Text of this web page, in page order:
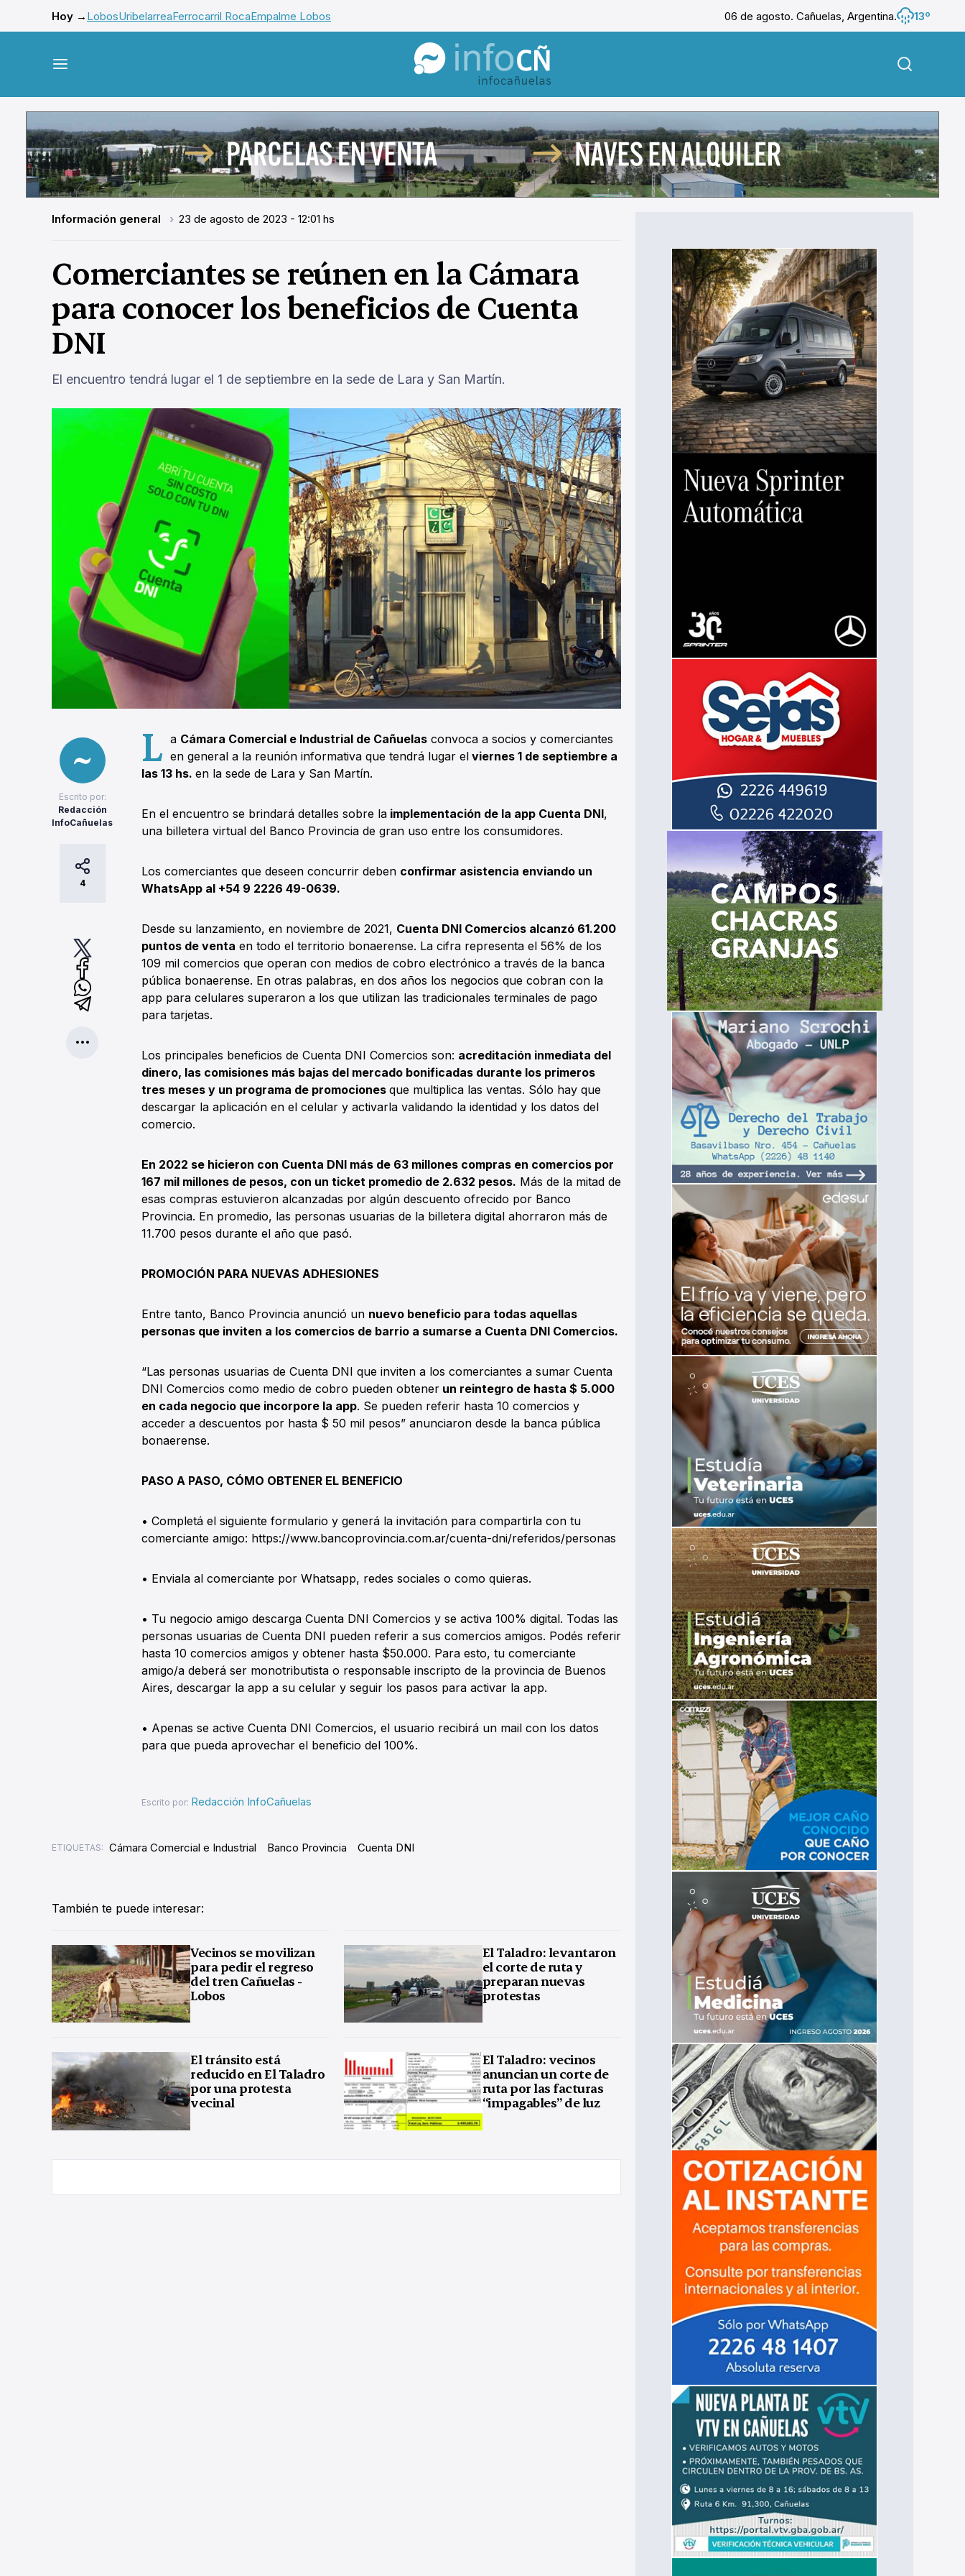
Hoy → LobosUribelarreaFerrocarril RocaEmpalme Lobos 06 de agosto. Cañuelas, Argentina.
13º
InfoCañuelas
Información general 23 de agosto de 2023 - 12:01 hs
Comerciantes se reúnen en la Cámara
para conocer los beneficios de Cuenta
DNI
El encuentro tendrá lugar el 1 de septiembre en la sede de Lara y San Martín.
Escrito por:
Redacción
InfoCañuelas
4
L a Cámara Comercial e Industrial de Cañuelas convoca a socios y comerciantes
en general a la reunión informativa que tendrá lugar el viernes 1 de septiembre a
las 13 hs. en la sede de Lara y San Martín.
En el encuentro se brindará detalles sobre la implementación de la app Cuenta DNI,
una billetera virtual del Banco Provincia de gran uso entre los consumidores.
Los comerciantes que deseen concurrir deben confirmar asistencia enviando un
WhatsApp al +54 9 2226 49-0639.
Desde su lanzamiento, en noviembre de 2021, Cuenta DNI Comercios alcanzó 61.200
puntos de venta en todo el territorio bonaerense. La cifra representa el 56% de los
109 mil comercios que operan con medios de cobro electrónico a través de la banca
pública bonaerense. En otras palabras, en dos años los negocios que cobran con la
app para celulares superaron a los que utilizan las tradicionales terminales de pago
para tarjetas.
Los principales beneficios de Cuenta DNI Comercios son: acreditación inmediata del
dinero, las comisiones más bajas del mercado bonificadas durante los primeros
tres meses y un programa de promociones que multiplica las ventas. Sólo hay que
descargar la aplicación en el celular y activarla validando la identidad y los datos del
comercio.
En 2022 se hicieron con Cuenta DNI más de 63 millones compras en comercios por
167 mil millones de pesos, con un ticket promedio de 2.632 pesos. Más de la mitad de
esas compras estuvieron alcanzadas por algún descuento ofrecido por Banco
Provincia. En promedio, las personas usuarias de la billetera digital ahorraron más de
11.700 pesos durante el año que pasó.
PROMOCIÓN PARA NUEVAS ADHESIONES
Entre tanto, Banco Provincia anunció un nuevo beneficio para todas aquellas
personas que inviten a los comercios de barrio a sumarse a Cuenta DNI Comercios.
“Las personas usuarias de Cuenta DNI que inviten a los comerciantes a sumar Cuenta
DNI Comercios como medio de cobro pueden obtener un reintegro de hasta $ 5.000
en cada negocio que incorpore la app. Se pueden referir hasta 10 comercios y
acceder a descuentos por hasta $ 50 mil pesos” anunciaron desde la banca pública
bonaerense.
PASO A PASO, CÓMO OBTENER EL BENEFICIO
• Completá el siguiente formulario y generá la invitación para compartirla con tu
comerciante amigo: https://www.bancoprovincia.com.ar/cuenta-dni/referidos/personas
• Enviala al comerciante por Whatsapp, redes sociales o como quieras.
• Tu negocio amigo descarga Cuenta DNI Comercios y se activa 100% digital. Todas las
personas usuarias de Cuenta DNI pueden referir a sus comercios amigos. Podés referir
hasta 10 comercios amigos y obtener hasta $50.000. Para esto, tu comerciante
amigo/a deberá ser monotributista o responsable inscripto de la provincia de Buenos
Aires, descargar la app a su celular y seguir los pasos para activar la app.
• Apenas se active Cuenta DNI Comercios, el usuario recibirá un mail con los datos
para que pueda aprovechar el beneficio del 100%.
Escrito por: Redacción InfoCañuelas
ETIQUETAS: Cámara Comercial e Industrial Banco Provincia Cuenta DNI
También te puede interesar:
Vecinos se movilizan
para pedir el regreso
del tren Cañuelas -
Lobos
El Taladro: levantaron
el corte de ruta y
preparan nuevas
protestas
El tránsito está
reducido en El Taladro
por una protesta
vecinal
El Taladro: vecinos
anuncian un corte de
ruta por las facturas
“impagables” de luz